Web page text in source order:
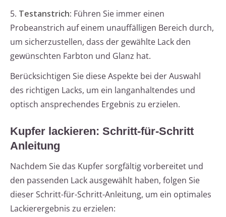
5. Testanstrich: Führen Sie immer einen
Probeanstrich auf einem unauffälligen Bereich durch,
um sicherzustellen, dass der gewählte Lack den
gewünschten Farbton und Glanz hat.
Berücksichtigen Sie diese Aspekte bei der Auswahl
des richtigen Lacks, um ein langanhaltendes und
optisch ansprechendes Ergebnis zu erzielen.
Kupfer lackieren: Schritt-für-Schritt
Anleitung
Nachdem Sie das Kupfer sorgfältig vorbereitet und
den passenden Lack ausgewählt haben, folgen Sie
dieser Schritt-für-Schritt-Anleitung, um ein optimales
Lackierergebnis zu erzielen: